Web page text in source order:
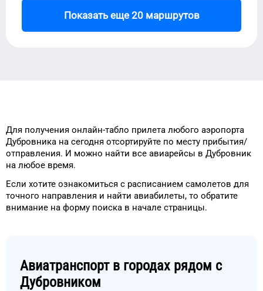
Показать еще 20 маршрутов
Для получения онлайн-табло прилета любого аэропорта
Дубровника на сегодня отсортируйте по месту прибытия/
отправления. И можно найти все авиарейсы в Дубровник
на любое время.
Если хотите ознакомиться с расписанием самолетов для
точного направления и найти авиабилеты, то обратите
внимание на форму поиска в начале страницы.
Авиатранспорт в городах рядом с
Дубровником